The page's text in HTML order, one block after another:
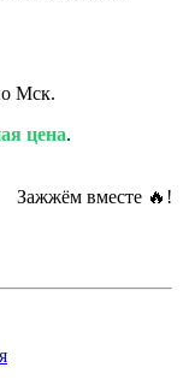
Мск.
цена.
Зажжём вместе 🔥!